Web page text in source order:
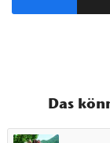
Das